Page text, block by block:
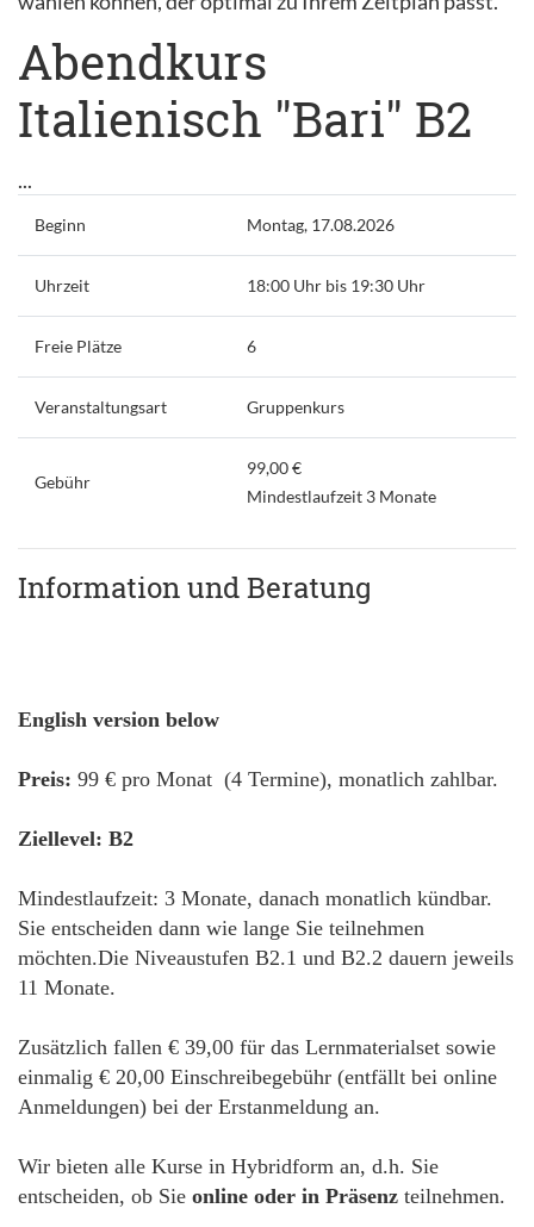
Abendkurs
Italienisch "Bari" B2
...
Beginn Montag, 17.08.2026
Uhrzeit 18:00 Uhr bis 19:30 Uhr
Freie Plätze 6
Veranstaltungsart Gruppenkurs
Gebühr
99,00 €
Mindestlaufzeit 3 Monate
Information und Beratung
English version below
Preis: 99 € pro Monat (4 Termine), monatlich zahlbar.
Ziellevel: B2
Mindestlaufzeit: 3 Monate, danach monatlich kündbar.
Sie entscheiden dann wie lange Sie teilnehmen
möchten.Die Niveaustufen B2.1 und B2.2 dauern jeweils
11 Monate.
Zusätzlich fallen € 39,00 für das Lernmaterialset sowie
einmalig € 20,00 Einschreibegebühr (entfällt bei online
Anmeldungen) bei der Erstanmeldung an.
Wir bieten alle Kurse in Hybridform an, d.h. Sie
entscheiden, ob Sie online oder in Präsenz teilnehmen.